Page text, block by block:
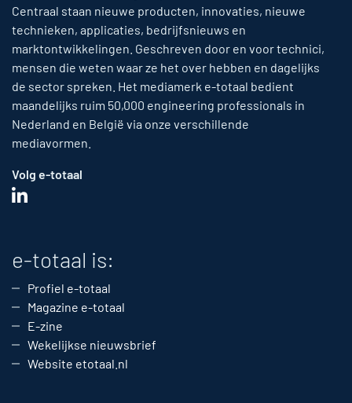
Centraal staan nieuwe producten, innovaties, nieuwe
technieken, applicaties, bedrijfsnieuws en
marktontwikkelingen. Geschreven door en voor technici,
mensen die weten waar ze het over hebben en dagelijks
de sector spreken. Het mediamerk e-totaal bedient
maandelijks ruim 50,000 engineering professionals in
Nederland en België via onze verschillende
mediavormen.
Volg e-totaal
e-totaal is:
Profiel e-totaal
Magazine e-totaal
E-zine
Wekelijkse nieuwsbrief
Website etotaal.nl